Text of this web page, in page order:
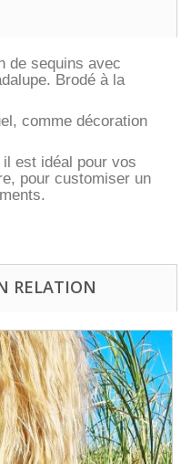
de sequins avec
Brodé à la
comme décoration
est idéal pour vos
pour customiser un
RELATION